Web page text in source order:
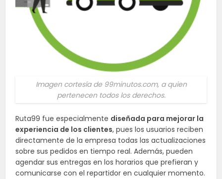
Imagen cortesía de 99minutos.com, a quien
pertenecen todos los derechos.
Ruta99 fue especialmente diseñada para mejorar la
experiencia de los clientes, pues los usuarios reciben
directamente de la empresa todas las actualizaciones
sobre sus pedidos en tiempo real. Además, pueden
agendar sus entregas en los horarios que prefieran y
comunicarse con el repartidor en cualquier momento.